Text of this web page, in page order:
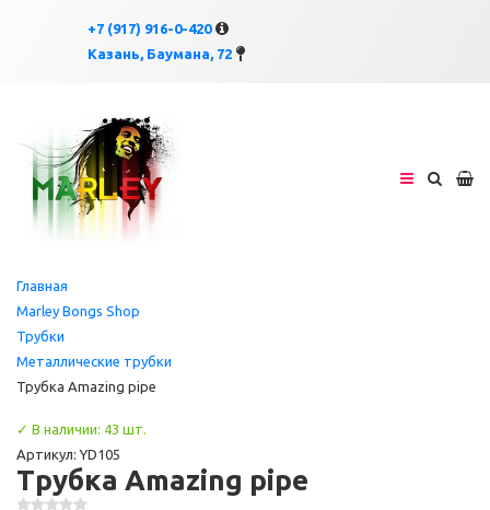
+7 (917) 916-0-420
Казань, Баумана, 72×
Главная
Marley Bongs Shop
Трубки
Металлические трубки
Трубка Amazing pipe
✓ В наличии: 43 шт.
Артикул: YD105
Трубка Amazing pipe